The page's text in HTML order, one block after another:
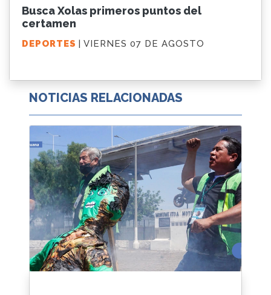
Busca Xolas primeros puntos del
certamen
DEPORTES | VIERNES 07 DE AGOSTO
NOTICIAS RELACIONADAS